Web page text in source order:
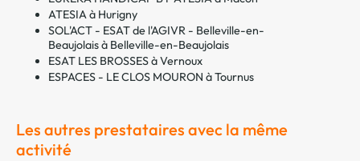
ATESIA à Hurigny
SOL'ACT - ESAT de l'AGIVR - Belleville-en-
Beaujolais à Belleville-en-Beaujolais
ESAT LES BROSSES à Vernoux
ESPACES - LE CLOS MOURON à Tournus
Les autres prestataires avec la même
activité